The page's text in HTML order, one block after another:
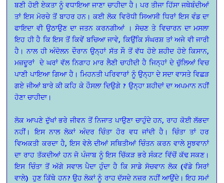
ਬਣੀ ਹੋਈ ਏਕਤਾ ਨੂੰ ਵਧਾਇਆ ਜਾਣਾ ਚਾਹੀਦਾ ਹੈ। ਪਰ ਤੀਜਾ ਹਿੱਸਾ ਜਥੇਬੰਦੀਆਂ
ਤਾਂ ਇਸ ਮੋਰਚੇ ਤੋਂ ਬਾਹਰ ਹਨ। ਕਈ ਲੋਕ ਵਿਰੋਧੀ ਸਿਆਸੀ ਧਿਰਾਂ ਇਸ ਵੰਡ ਦਾ
ਫਾਇਦਾ ਵੀ ਉਠਾਉਣ ਦਾ ਜਤਨ ਕਰਨਗੀਆਂ । ਸੋਚਣ ਤੇ ਵਿਚਾਰਨ ਦਾ ਮਸਲਾ
ਇਹ ਹੀ ਹੈ ਕਿ ਇਸ ਤੋਂ ਕਿਵੇਂ ਬਚਿਆ ਜਾਵੇ, ਕਿਉਂਕਿ ਸੰਘਰਸ਼ ਤਾਂ ਅਜੇ ਵੀ ਜਾਰੀ
ਹੈ। ਨਾਲ ਹੀ ਅੰਦੋਲਨ ਦੌਰਾਨ ਉਨ੍ਹਾਂ ਸੱਤ ਸੌ ਤੋਂ ਵੱਧ ਹੋਏ ਸ਼ਹੀਦ ਹੋਏ ਕਿਸਾਨ,
ਮਜ਼ਦੂਰਾਂ ਦੇ ਘਰਾਂ ਵੱਲ ਨਿਗਾਹ ਮਾਰ ਲੈਣੀ ਚਾਹੀਦੀ ਹੈ ਜਿਨ੍ਹਾਂ ਦੇ ਚੁੱਲਿਆਂ ਵਿਚ
ਪਾਣੀ ਪਾਇਆ ਗਿਆ ਹੈ। ਮਿਹਨਤੀ ਪਰਿਵਾਰਾਂ ਨੂੰ ਉਨ੍ਹਾ ਦੇ ਸਦਾ ਵਾਸਤੇ ਵਿਛੜ
ਗਏ ਜੀਆਂ ਬਾਰੇ ਕੀ ਕਹਿ ਕੇ ਹੌਸਲਾ ਦਿਉਗੇ ? ਉਨ੍ਹਾ ਸ਼ਹੀਦਾਂ ਦਾ ਅਪਮਾਨ ਨਹੀਂ
ਹੋਣਾ ਚਾਹੀਦਾ।
ਲੋਕ ਆਪਣੇ ਦੁੱਖਾਂ ਭਰੇ ਜੀਵਨ ਤੋਂ ਨਿਜਾਤ ਪਾਉਣਾ ਚਾਹੁੰਦੇ ਹਨ, ਰਾਹ ਕੋਈ ਲੱਭਦਾ
ਨਹੀਂ। ਇਸ ਨਾਲ ਲੋਕਾਂ ਅੰਦਰ ਚਿੰਤਾ ਹੋਰ ਵਧ ਜਾਂਦੀ ਹੈ। ਚਿੰਤਾ ਤਾਂ ਹਰ
ਵਿਅਕਤੀ ਕਰਦਾ ਹੈ, ਇਸ ਵੇਲੇ ਦੀਆਂ ਸਥਿਤੀਆਂ ਚਿੰਤਨ ਕਰਨ ਵਾਲੇ ਸੂਝਵਾਨਾਂ
ਦਾ ਰਾਹ ਤੱਕਦੀਆਂ ਹਨ ਜੋ ਪੰਜਾਬ ਨੂੰ ਇਸ ਚਿੱਕੜ ਭਰੇ ਸੰਕਟ ਵਿੱਚੋਂ ਕੱਢ ਸਕਣ।
ਇਸ ਚਿੰਤਾ ਤੋਂ ਅੱਗੇ ਸਵਾਲ ਪੈਦਾ ਹੁੰਦਾ ਹੈ ਕਿ ਸਾਡੇ ਸੋਚਵਾਨ ਲੋਕ (ਵੱਡੇ ਸਿਰਾਂ
ਵਾਲੇ) ਹੁਣ ਕਿੱਥੇ ਹਨ? ਉਹ ਲੋਕਾਂ ਨੂੰ ਰਾਹ ਦੱਸਦੇ ਨਜ਼ਰ ਨਹੀਂ ਆਉਂਦੇ। ਇਹ ਸਮਾਂ